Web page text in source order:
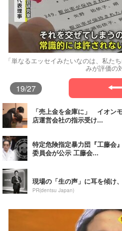
「単なるエッセイみたいなのは、私た
みが評価の
19/27
「売上金を金庫に」 イオン
店運営会社の指示受け...
特定危険指定暴力団『工藤会
委員会が公示 工藤会...
現場の「生の声」に耳を傾け
PR(dentsu Japan)